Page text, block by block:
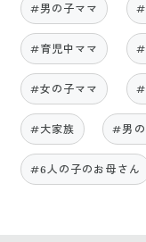
#男の子ママ #
#育児中ママ #
#女の子ママ #
#大家族 #男の
#6人の子のお母さん